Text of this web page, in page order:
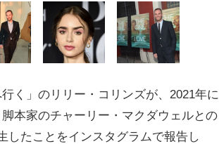
行く」のリリー・コリンズが、2021年に
本家のチャーリー・マクダウェルとの
したことをインスタグラムで報告し